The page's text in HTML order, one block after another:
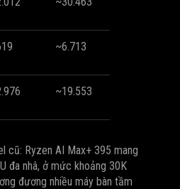
~6.713
~19.553
cũ: Ryzen AI Max+ 395 mang
đa nhâ, ở mức khoảng 30K
đương nhiều máy bàn tầm